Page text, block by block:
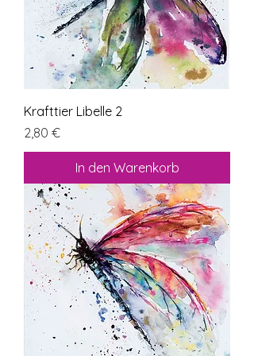
Krafttier Libelle 2
Preis
2,80 €
In den Warenkorb